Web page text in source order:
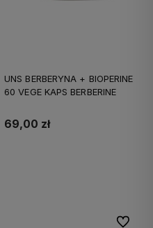
UNS BERBERYNA + BIOPERINE
60 VEGE KAPS BERBERINE
69,00 zł
Do